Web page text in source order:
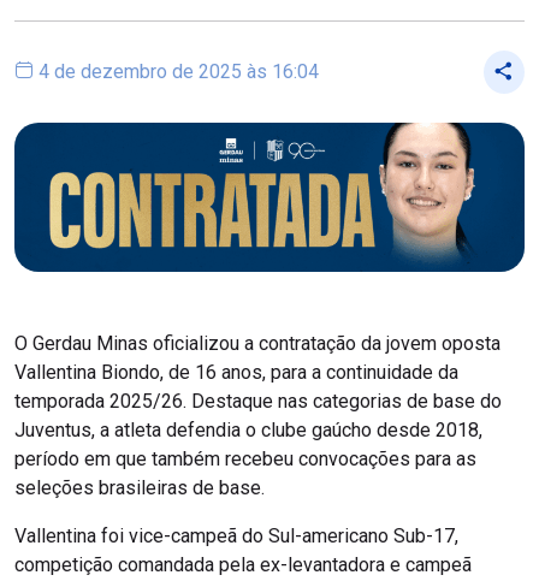
4 de dezembro de 2025 às 16:04
O Gerdau Minas oficializou a contratação da jovem oposta
Vallentina Biondo, de 16 anos, para a continuidade da
temporada 2025/26. Destaque nas categorias de base do
Juventus, a atleta defendia o clube gaúcho desde 2018,
período em que também recebeu convocações para as
seleções brasileiras de base.
Vallentina foi vice-campeã do Sul-americano Sub-17,
competição comandada pela ex-levantadora e campeã